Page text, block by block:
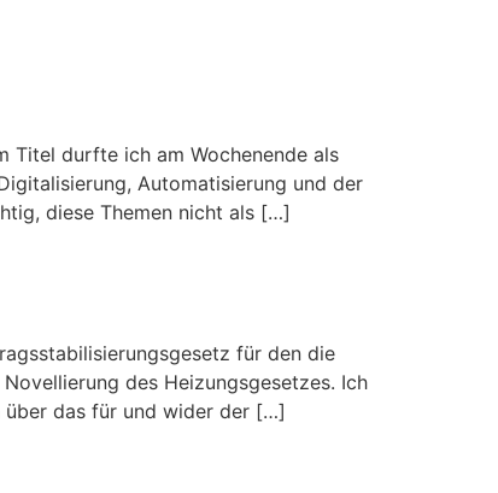
Titel durfte ich am Wochenende als
Automatisierung und der
diese Themen nicht als […]
für den die
des Heizungsgesetzes. Ich
über das für und wider der […]